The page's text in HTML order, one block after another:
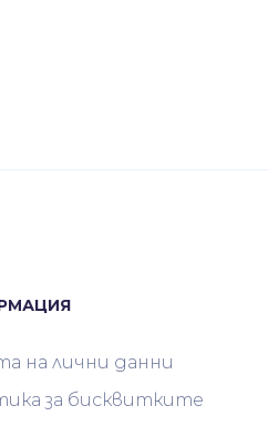
на лични данни
за бисквитките